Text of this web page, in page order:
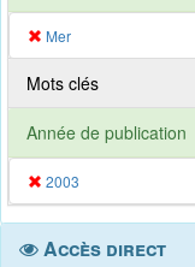
Mer
Mots clés
Année de publication
2003
Accès direct